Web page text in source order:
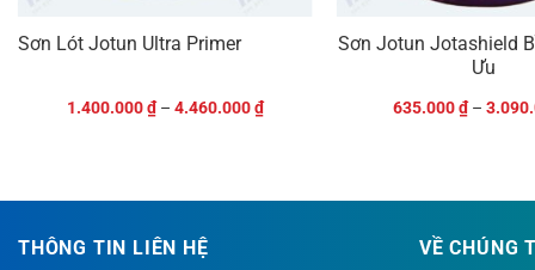
Sơn Lót Jotun Ultra Primer
1.400.000₫– 4.460.000₫
Sơn Jotun Jotashield
Ưu
635.000₫–
THÔNG TIN LIÊN HỆ VỀ CHÚNG